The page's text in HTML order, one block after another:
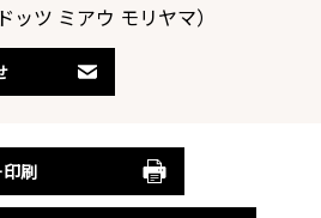
ッツ ミアウ モリヤマ）
刷